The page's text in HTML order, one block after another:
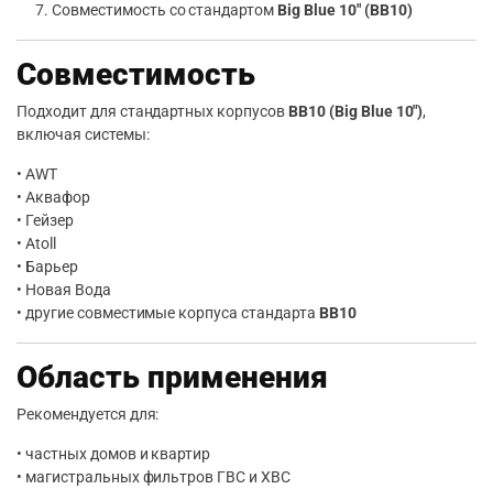
Совместимость со стандартом Big Blue 10″ (BB10)
Совместимость
Подходит для стандартных корпусов BB10 (Big Blue 10″),
включая системы:
• AWT
• Аквафор
• Гейзер
• Atoll
• Барьер
• Новая Вода
• другие совместимые корпуса стандарта BB10
Область применения
Рекомендуется для:
• частных домов и квартир
• магистральных фильтров ГВС и ХВС